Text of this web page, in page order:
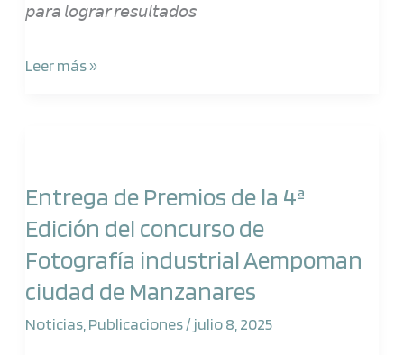
𝘱𝘢𝘳𝘢 𝘭𝘰𝘨𝘳𝘢𝘳 𝘳𝘦𝘴𝘶𝘭𝘵𝘢𝘥𝘰𝘴
Leer más »
Entrega de Premios de la 4ª
Edición del concurso de
Fotografía industrial Aempoman
ciudad de Manzanares
Noticias Publicaciones/julio 8, 2025
Premios
de
la
4ª
Edición